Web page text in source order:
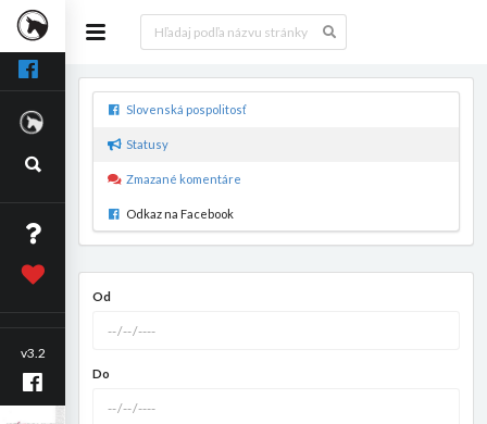
v3.2
Slovenská pospolitosť
Statusy
Zmazané komentáre
Odkaz na Facebook
Od
Do